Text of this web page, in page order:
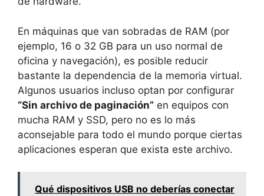
En máquinas que van sobradas de RAM (por
ejemplo, 16 o 32 GB para un uso normal de
oficina y navegación), es posible reducir
bastante la dependencia de la memoria virtual.
Algunos usuarios incluso optan por configurar
“Sin archivo de paginación” en equipos con
mucha RAM y SSD, pero no es lo más
aconsejable para todo el mundo porque ciertas
aplicaciones esperan que exista este archivo.
Qué dispositivos USB no deberías conectar